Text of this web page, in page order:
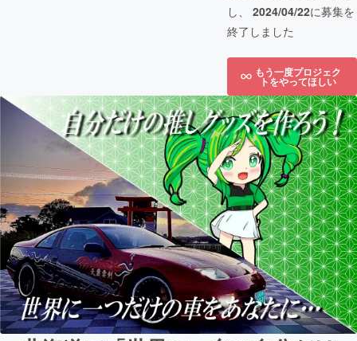
し、 2024/04/22に募集を
終了しました
もう一度プロジェク
トをやってほしい